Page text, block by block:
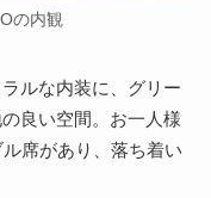
の内観
ルな内装に、グリー
良い空間。お一人様
席があり、落ち着い